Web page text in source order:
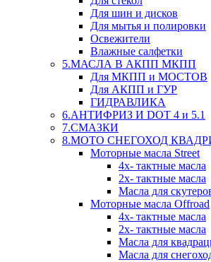
Для шин и дисков
Для мытья и полировки
Освежители
Влажные салфетки
5.МАСЛА В АКПП МКПП
Для МКПП и МОСТОВ
Для АКПП и ГУР
ГИДРАВЛИКА
6.АНТИФРИЗ И DOT 4 и 5.1
7.СМАЗКИ
8.МОТО СНЕГОХОД
Моторные масла Street
4х- тактные масла
2х- тактные масла
Масла для
Моторные масла Offroad
4х- тактные масла
2х- тактные масла
Масла для
Масла для